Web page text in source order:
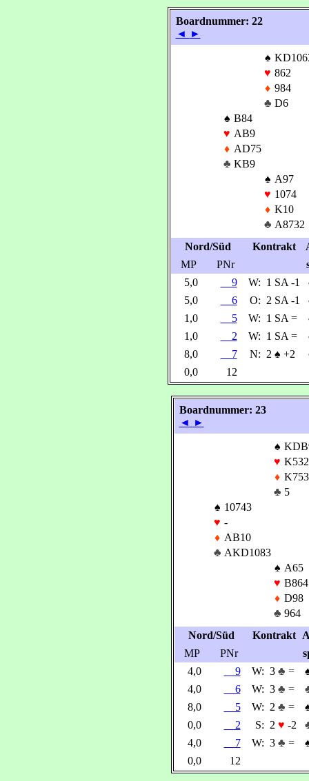
Boardnummer: 22
◄ ►
♠
♥ 862
♦ 984
♣ D6
♠ B84
♥ AB9
♦ AD75
♣ KB9
♠ A97
♥ 1074
♦ K10
♣ A8732
Nord/Süd
Kontrakt
MP
PNr
5,0
9 W: 1 SA -1
5,0
6 O: 2 SA -1
1,0
5 W: 1 SA =
1,0
2 W: 1 SA =
8,0
7 N: 2 ♠ +2
0,0
12
Boardnummer: 23
◄ ►
♠
♥ K532
♦ K753
♣ 5
♠ 10743
♥ -
♦ AB10
♣ AKD1083
♠ A65
♥ B864
♦ D98
♣ 964
Nord/Süd
Kontrakt
MP
PNr
4,0
9 W: 3 ♣ =
4,0
6 W: 3 ♣ =
8,0
5 W: 2 ♣ =
0,0
2 S: 2 ♥ -2
4,0
7 W: 3 ♣ =
0,0
12